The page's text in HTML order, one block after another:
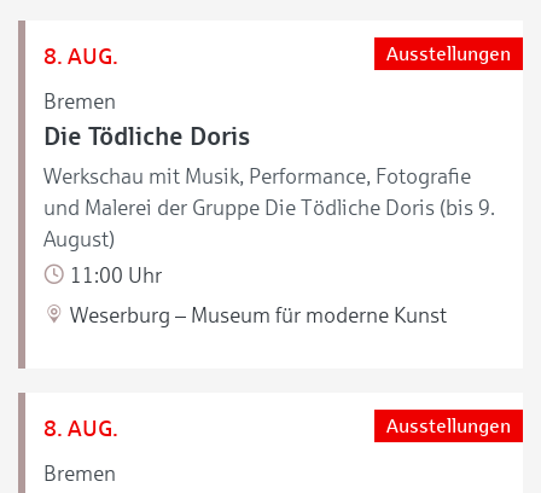
8. AUG.
Bremen
Ausstellungen
Die Tödliche Doris
Werkschau mit Musik, Performance, Fotografie
und Malerei der Gruppe Die Tödliche Doris (bis 9.
August)
11:00 Uhr
Weserburg – Museum für moderne Kunst
8. AUG.
Bremen
Ausstellungen